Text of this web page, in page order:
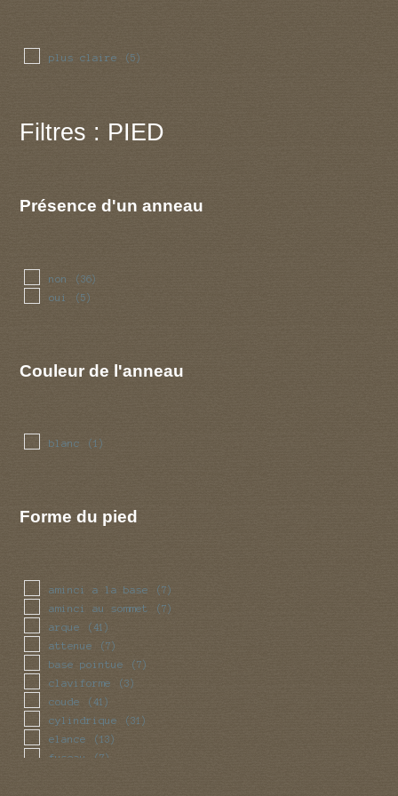
relevee (1)
striee (3)
plus claire (5)
Filtres : PIED
Présence d'un anneau
non (36)
oui (5)
Couleur de l'anneau
blanc (1)
Forme du pied
aminci a la base (7)
aminci au sommet (7)
arque (41)
attenue (7)
base pointue (7)
claviforme (3)
coude (41)
cylindrique (31)
elance (13)
fuseau (7)